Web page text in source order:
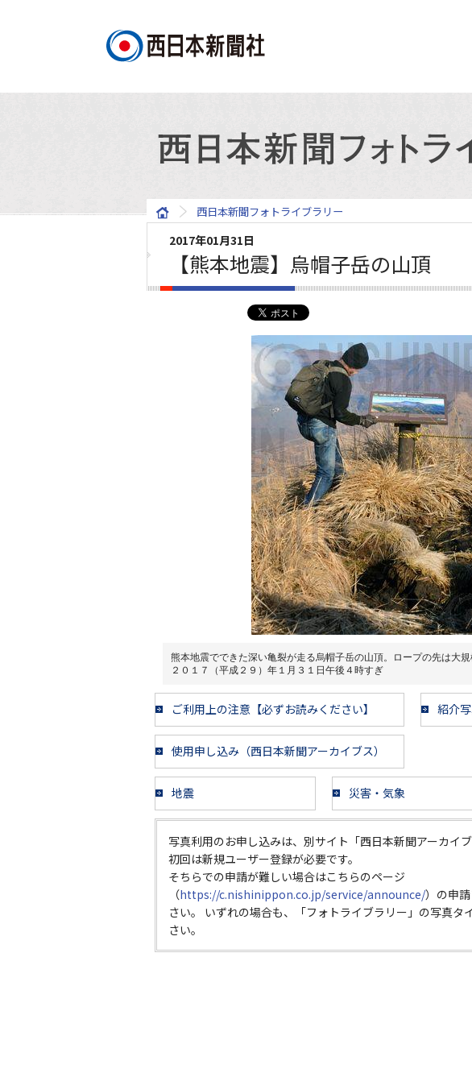
西日本新聞フォトライブラリー
2017年01月31日
【熊本地震】烏帽子岳の山頂
熊本地震でできた深い亀裂が走る烏帽子岳の山頂。ロープの先は大
２０１７（平成２９）年１月３１日午後４時すぎ
ご利用上の注意【必ずお読みください】 紹介
使用申し込み（西日本新聞アーカイブス）
地震 災害・気象
写真利用のお申し込みは、別サイト「西日本新聞アーカイ
初回は新規ユーザー登録が必要です。
そちらでの申請が難しい場合はこちらのページ
（https://c.nishinippon.co.jp/service/announce/）の申
さい。 いずれの場合も、「フォトライブラリー」の写真タ
さい。